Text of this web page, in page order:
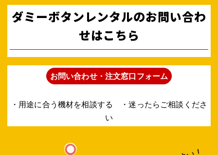
ダミーボタンレンタルのお問い合わ
せはこちら
お問い合わせ・注文窓口フォーム
・用途に合う機材を相談する ・迷ったらご相談くださ
い